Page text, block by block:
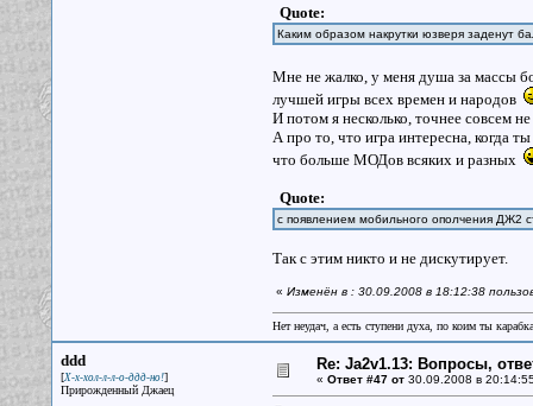
Quote:
Каким образом накрутки юзверя заденут
Мне не жалко, у меня душа за массы
лучшей игры всех времен и народов
И потом я несколько, точнее совсем
А про то, что игра интересна, когда
что больше МОДов всяких и разных
Quote:
с появлением мобильного ополчения ДЖ2
Так с этим никто и не дискутирует.
« Изменён в : 30.09.2008 в 18:12:38
Нет неудач, а есть ступени духа, по коим ты
ddd
[Х-х-хол-л-л-о-ддд-но!]
Прирожденный Джаец
Re: Ja2v1.13: Вопросы,
« Ответ #47 от30.09.2008 в